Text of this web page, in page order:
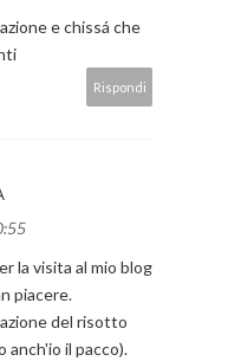
e chissá che
Rispondi
la visita al mio blog
piacere.
del risotto
anch'io il pacco).